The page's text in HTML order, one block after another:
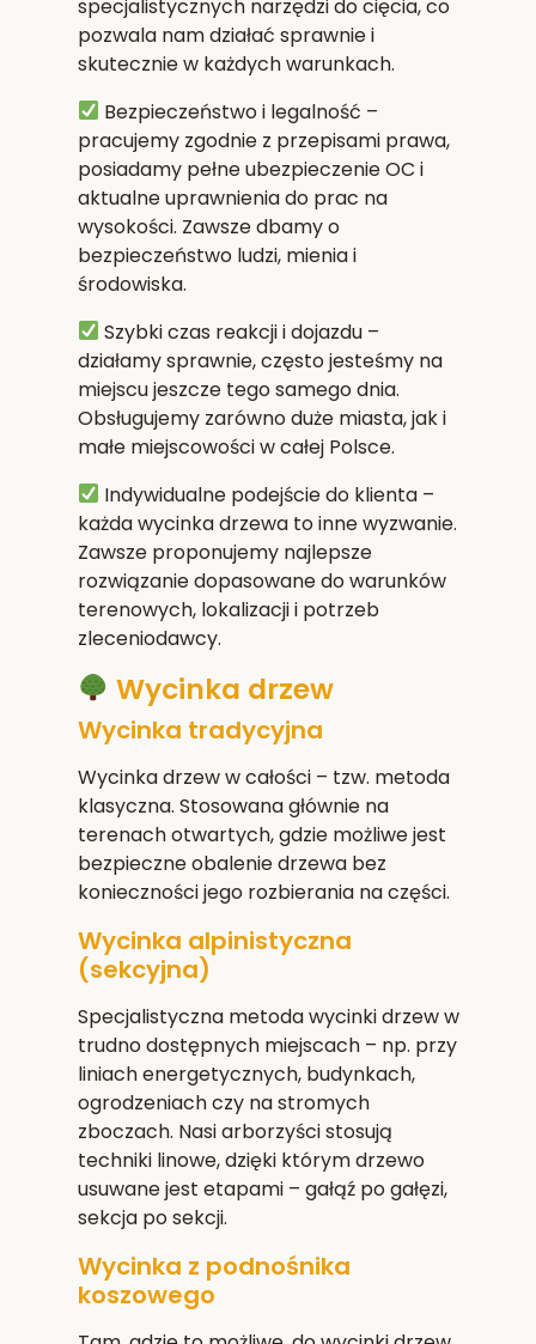
specjalistycznych narzędzi do cięcia, co
pozwala nam działać sprawnie i
skutecznie w każdych warunkach.
Bezpieczeństwo i legalność –
pracujemy zgodnie z przepisami prawa,
posiadamy pełne ubezpieczenie OC i
aktualne uprawnienia do prac na
wysokości. Zawsze dbamy o
bezpieczeństwo ludzi, mienia i
środowiska.
Szybki czas reakcji i dojazdu–
działamy sprawnie, często jesteśmy na
miejscu jeszcze tego samego dnia.
Obsługujemy zarówno duże miasta, jak i
małe miejscowości w całej Polsce.
Indywidualne podejście do klienta–
każda wycinka drzewa to inne wyzwanie.
Zawsze proponujemy najlepsze
rozwiązanie dopasowane do warunków
terenowych, lokalizacji i potrzeb
zleceniodawcy.
Wycinka drzew
Wycinka tradycyjna
Wycinka drzew w całości – tzw. metoda
klasyczna. Stosowana głównie na
terenach otwartych, gdzie możliwe jest
bezpieczne obalenie drzewa bez
konieczności jego rozbierania na części.
Wycinka alpinistyczna
(sekcyjna)
Specjalistyczna metoda wycinki drzew w
trudno dostępnych miejscach – np. przy
liniach energetycznych, budynkach,
ogrodzeniach czy na stromych
zboczach. Nasi arborzyści stosują
techniki linowe, dzięki którym drzewo
usuwane jest etapami – gałąź po gałęzi,
sekcja po sekcji.
Wycinka z podnośnika
koszowego